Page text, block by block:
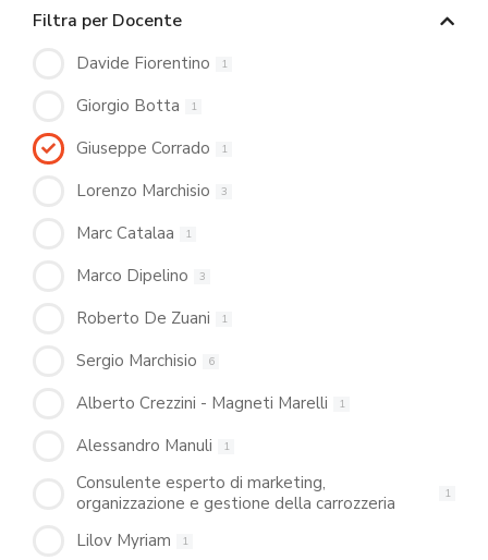
Filtra per Docente
Davide Fiorentino 1
Giorgio Botta 1
Giuseppe Corrado 1
Lorenzo Marchisio 3
Marc Catalaa 1
Marco Dipelino 3
Roberto De Zuani 1
Sergio Marchisio 6
Alberto Crezzini - Magneti Marelli 1
Alessandro Manuli 1
Consulente esperto di marketing,
organizzazione e gestione della carrozzeria
1
Lilov Myriam 1